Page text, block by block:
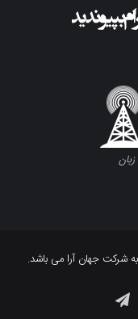
شرکت جهان آرا می باشد.